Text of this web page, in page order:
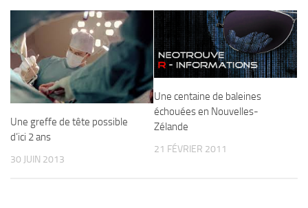
Une greffe de tête possible
d’ici 2 ans
30 JUIN 2013
Une centaine de baleines
échouées en Nouvelles-
Zélande
21 FÉVRIER 2011